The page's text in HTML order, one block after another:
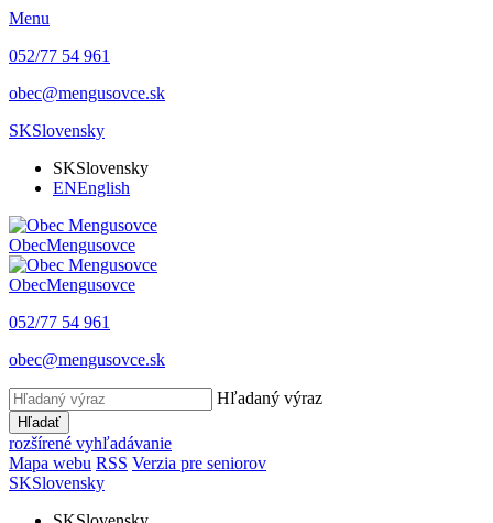
Menu
052/77 54 961
obec@mengusovce.sk
SKSlovensky
SKSlovensky
ENEnglish
ObecMengusovce
ObecMengusovce
052/77 54 961
obec@mengusovce.sk
Hľadaný výraz
Hľadať
rozšírené vyhľadávanie
Mapa webu RSS Verzia pre seniorov
SKSlovensky